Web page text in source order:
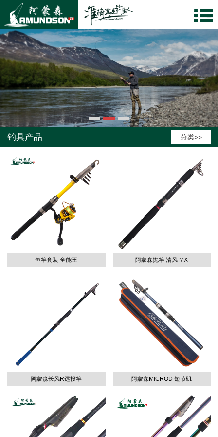
钓具产品 分类>>
鱼竿套装 全能王 阿蒙森抛竿 清风 MX
阿蒙森长风R远投竿 阿蒙森MICROD 短节矶